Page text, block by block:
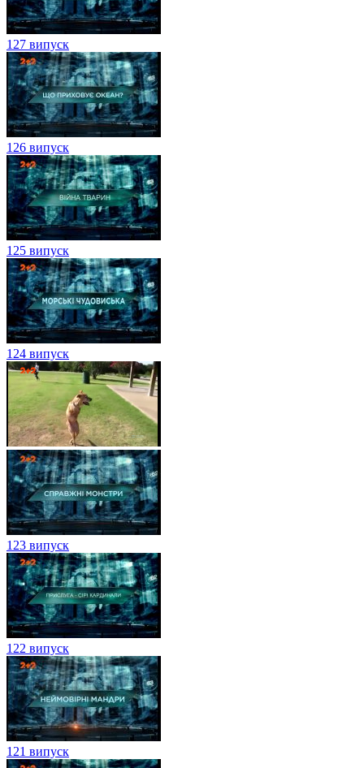
127 випуск
126 випуск
125 випуск
124 випуск
123 випуск
122 випуск
121 випуск